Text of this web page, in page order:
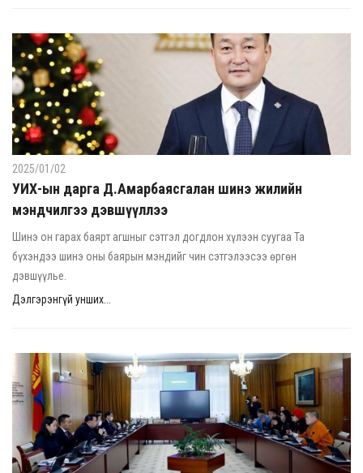
2025/01/02
УИХ-ын дарга Д.Амарбаясгалан шинэ жилийн
мэндчилгээ дэвшүүллээ
Шинэ он гарах баярт агшныг сэтгэл догдлон хүлээн суугаа Та
бүхэндээ шинэ оны баярын мэндийг чин сэтгэлээсээ өргөн
дэвшүүлье.
Дэлгэрэнгүй унших...